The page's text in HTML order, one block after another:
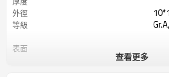
外徑
等級
表面
查看更多